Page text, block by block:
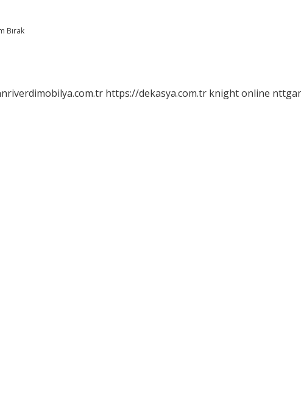
Bırak
https://dekasya.com.tr knight online